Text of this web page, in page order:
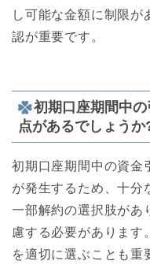
し可能な金額に制限が
認が重要です。
初期口座期間中
点があるでしょうか
初期口座期間中の資金
が発生するため、十分
一部解約の選択肢があ
慮する必要があります
を適切に選ぶことも重